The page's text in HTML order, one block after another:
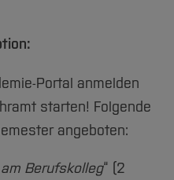
Portal anmelden
starten! Folgende
angeboten:
Berufskolleg“ (2